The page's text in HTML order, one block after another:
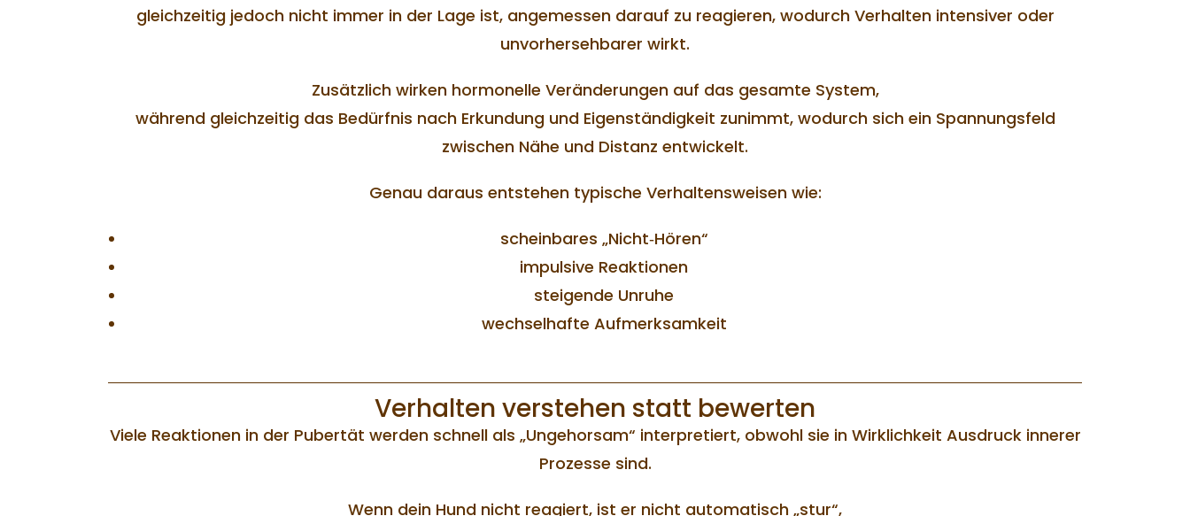
gleichzeitig jedoch nicht immer in der Lage ist, angemessen darauf zu reagieren, wodurch Verhalten intensiver oder
unvorhersehbarer wirkt.
Zusätzlich wirken hormonelle Veränderungen auf das gesamte System,
während gleichzeitig das Bedürfnis nach Erkundung und Eigenständigkeit zunimmt, wodurch sich ein Spannungsfeld
zwischen Nähe und Distanz entwickelt.
Genau daraus entstehen typische Verhaltensweisen wie:
scheinbares „Nicht‑Hören“
impulsive Reaktionen
steigende Unruhe
wechselhafte Aufmerksamkeit
Verhalten verstehen statt bewerten
Viele Reaktionen in der Pubertät werden schnell als „Ungehorsam“ interpretiert, obwohl sie in Wirklichkeit Ausdruck innerer
Prozesse sind.
Wenn dein Hund nicht reagiert, ist er nicht automatisch „stur“,